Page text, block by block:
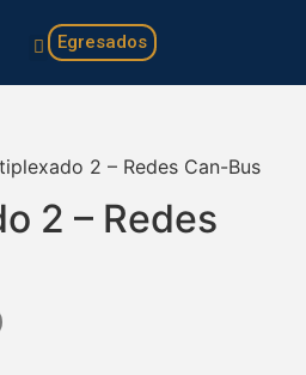
Egresados
2 – Redes Can-Bus
2 – Redes